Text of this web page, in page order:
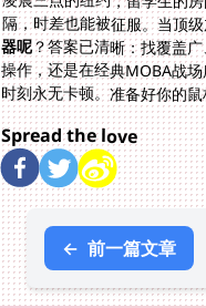
隔，时差也能被征服。当顶
器呢？答案已清晰：找覆盖
操作，还是在经典
时刻永无卡顿。准备好你的
Spread the love
← 前一篇文章